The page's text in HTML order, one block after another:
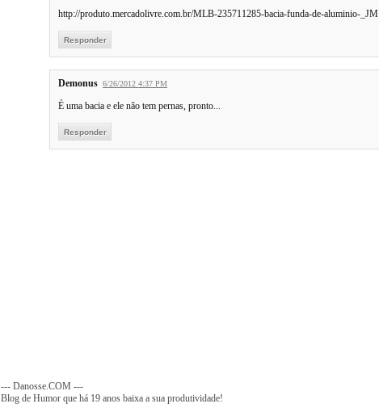
http://produto.mercadolivre.com.br/MLB-235711285-bacia-funda-de-aluminio-_JM
Responder
Demonus 6/26/2012 4:37 PM
É uma bacia e ele não tem pernas, pronto...
Responder
--- Danosse.COM ---
Blog de Humor que há 19 anos baixa a sua produtividade!